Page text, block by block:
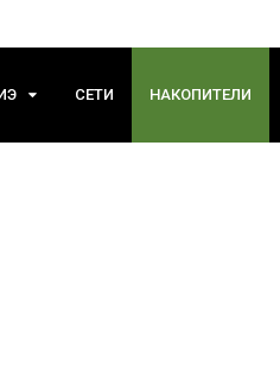
СЕТИ НАКОПИТЕЛИ